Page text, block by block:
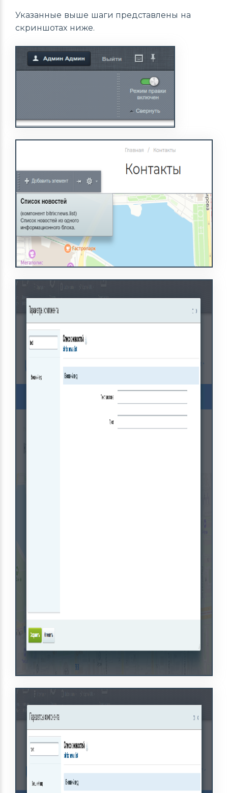
Указанные выше шаги представлены на
скриншотах ниже.